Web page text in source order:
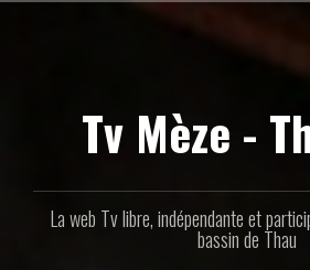
Tv Mèze -
La web Tv libre, indépendante et
bassin de Thau